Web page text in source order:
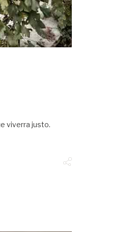
viverra justo.